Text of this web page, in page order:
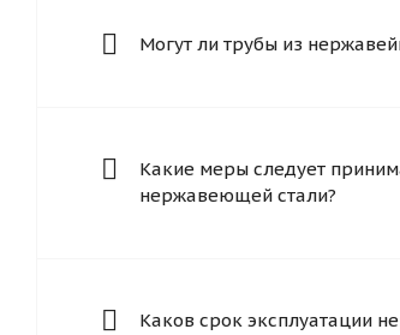
Могут ли трубы из
Какие меры следует
нержавеющей стали?
Каков срок эксплуатации